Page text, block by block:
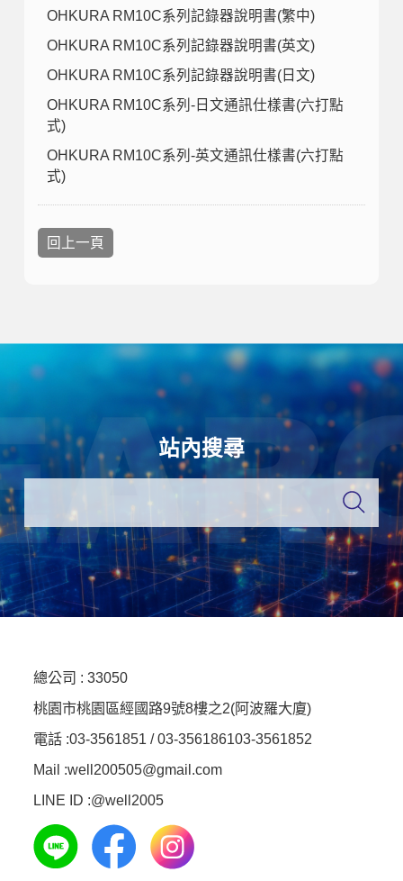
OHKURA RM10C系列記錄器說明書(繁中)
OHKURA RM10C系列記錄器說明書(英文)
OHKURA RM10C系列記錄器說明書(日文)
OHKURA RM10C系列-日文通訊仕樣書(六打點
式)
OHKURA RM10C系列-英文通訊仕樣書(六打點
式)
回上一頁
站內搜尋
總公司 : 33050
桃園市桃園區經國路9號8樓之2(阿波羅大廈)
電話 :03-3561851 / 03-356186103-3561852
Mail :well200505@gmail.com
LINE ID :@well2005